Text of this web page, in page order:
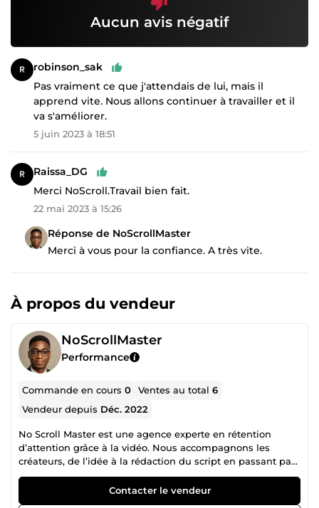
Aucun avis négatif
robinson_sak
Pas vraiment ce que j'attendais de lui, mais il
apprend vite. Nous allons continuer à travailler et il
va s'améliorer.
5 juin 2023 à 18:51
Raissa_DG
Merci NoScroll.Travail bien fait.
22 mai 2023 à 15:26
Réponse de NoScrollMaster
Merci à vous pour la confiance. A très vite.
À propos du vendeur
NoScrollMaster
Performance
Commande en cours0 Ventes au total6
Vendeur depuis Déc. 2022
No Scroll Master est une agence experte en rétention
d’attention grâce à la vidéo. Nous accompagnons les
créateurs, de l’idée à la rédaction du script en passant par
le montage jusqu'au SEO et à la gestion de chaine
YouTube. Nous optimisons tout le processus de création
du contenu pour que vos vidéos performent sans que vous
Contacter le vendeur